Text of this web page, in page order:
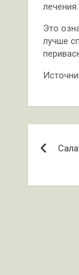
лечения.
Это
лучше
по